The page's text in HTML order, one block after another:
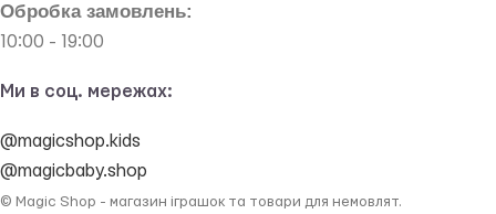
Обробка замовлень:
10:00 - 19:00
Ми в соц. мережах:
@magicshop.kids
@magicbaby.shop
© Magic Shop - магазин іграшок та товари для немовлят.